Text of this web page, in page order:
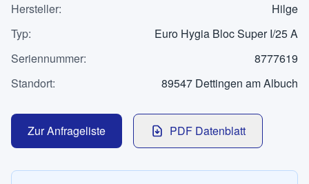
Deutsch English
Hersteller:
Hilge
Typ:
Euro Hygia Bloc Super I/25 A
Seriennummer:
8777619
Standort: 89547 Dettingen am Albuch
Zur Anfrageliste PDF Datenblatt